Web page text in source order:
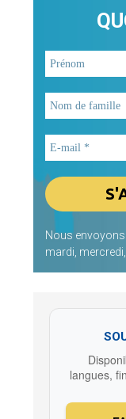
Nous envoyons
mardi,
langues,